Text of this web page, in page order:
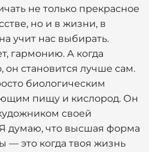
не только прекрасное
но и в жизни, в
учит нас выбирать.
гармонию. А когда
он становится лучше сам.
биологическим
пищу и кислород. Он
своей
думаю, что высшая форма
— это когда твоя жизнь